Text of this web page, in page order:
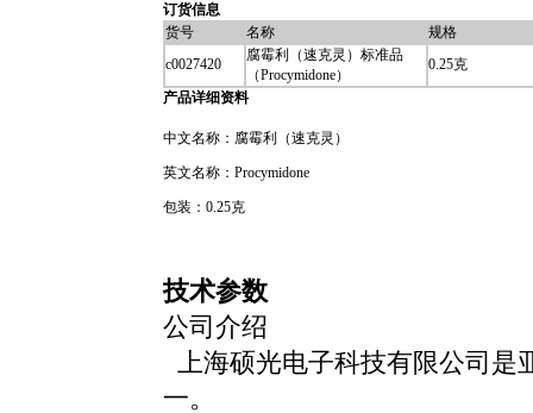
订货信息
货号
名称
规格
c0027420
腐霉利（速克灵）标准品
（Procymidone）
0.25克
产品详细资料
中文名称：腐霉利（速克灵）
英文名称：Procymidone
包装：0.25克
技术参数
公司介绍
上海硕光电子科技有限公司是
一。